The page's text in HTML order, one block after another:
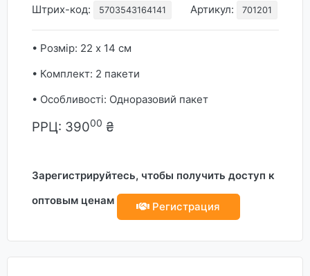
Штрих-код: 5703543164141 Артикул: 701201
• Розмір: 22 х 14 см
• Комплект: 2 пакети
• Особливості: Одноразовий пакет
РРЦ: 39000 ₴
Зарегистрируйтесь, чтобы получить доступ к
оптовым ценам
Регистрация